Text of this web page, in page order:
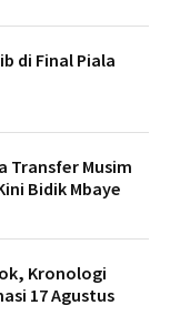
di Final Piala
Transfer Musim
Bidik Mbaye
Kronologi
17 Agustus